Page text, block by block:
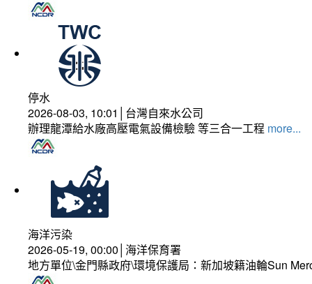
停水
2026-08-03, 10:01│台灣自來水公司
辦理龍潭給水廠高壓電氣設備檢驗 等三合一工程 more...
海洋污染
2026-05-19, 00:00│海洋保育署
地方單位\金門縣政府\環境保護局：新加坡籍油輪Sun